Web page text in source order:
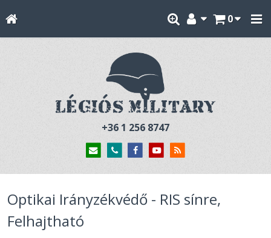
0
+36 1 256 8747
Optikai Irányzékvédő - RIS sínre,
Felhajtható